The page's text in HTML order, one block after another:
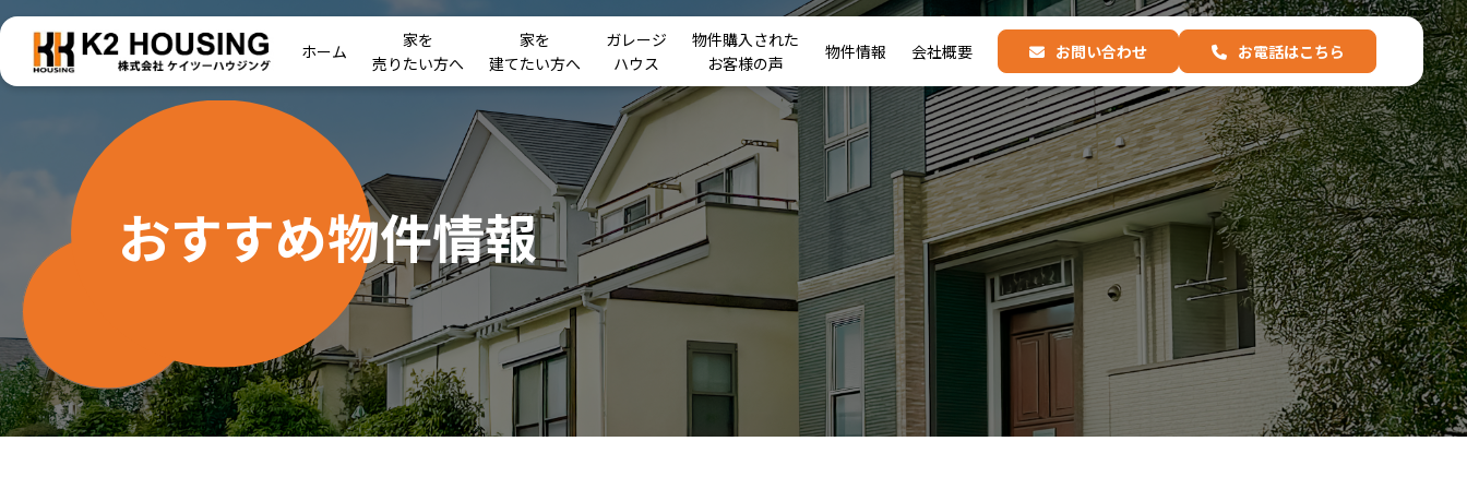
ホーム
家を
売りたい方へ
家を
建てたい方へ
ガレージ
ハウス
物件購入された
お客様の声
物件情報 会社概要 お問い合わせ お電話はこちら
おすすめ物件情報